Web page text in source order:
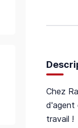
Chez
d'agent
travail !